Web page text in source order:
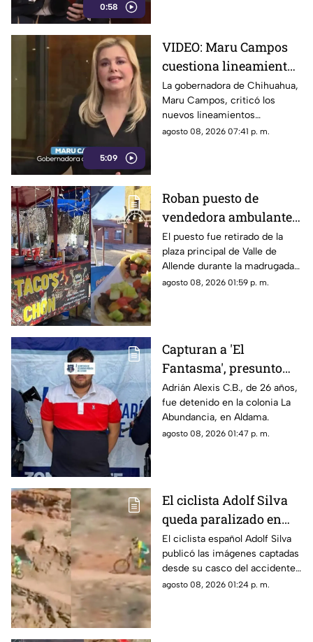
0:58
5:09
VIDEO: Maru Campos
cuestiona lineamientos
para medios y advierte
riesgos para la libertad
de expresión
La gobernadora de Chihuahua,
Maru Campos, criticó los
nuevos lineamientos
relacionados con los derechos
agosto 08, 2026 07:41 p. m.
Roban puesto de
vendedora ambulante
en Valle de Allende;
piden ayuda para
localizarlo
El puesto fue retirado de la
plaza principal de Valle de
Allende durante la madrugada,
junto con el asador, carpa,
agosto 08, 2026 01:59 p. m.
Capturan a 'El
Fantasma', presunto
líder delictivo en
Aldama
Adrián Alexis C.B., de 26 años,
fue detenido en la colonia La
Abundancia, en Aldama.
agosto 08, 2026 01:47 p. m.
El ciclista Adolf Silva
queda paralizado en
vivo; liberan video del
brutal accidente
El ciclista español Adolf Silva
publicó las imágenes captadas
desde su casco del accidente
que sufrió durante el Red Bull
agosto 08, 2026 01:24 p. m.